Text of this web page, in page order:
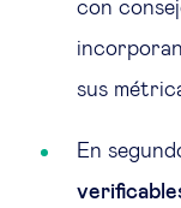
con
sus
En